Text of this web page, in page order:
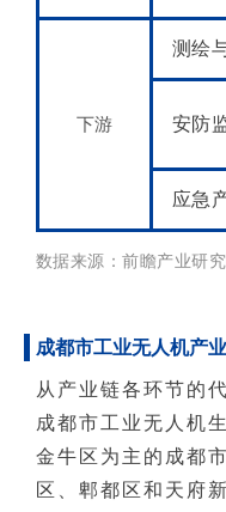
下游
测绘
安防
应急
数据来源：前瞻产业研
成都市工业无人机产
从产业链各环节的
成都市工业无人机
金牛区为主的成都
区、郫都区和天府